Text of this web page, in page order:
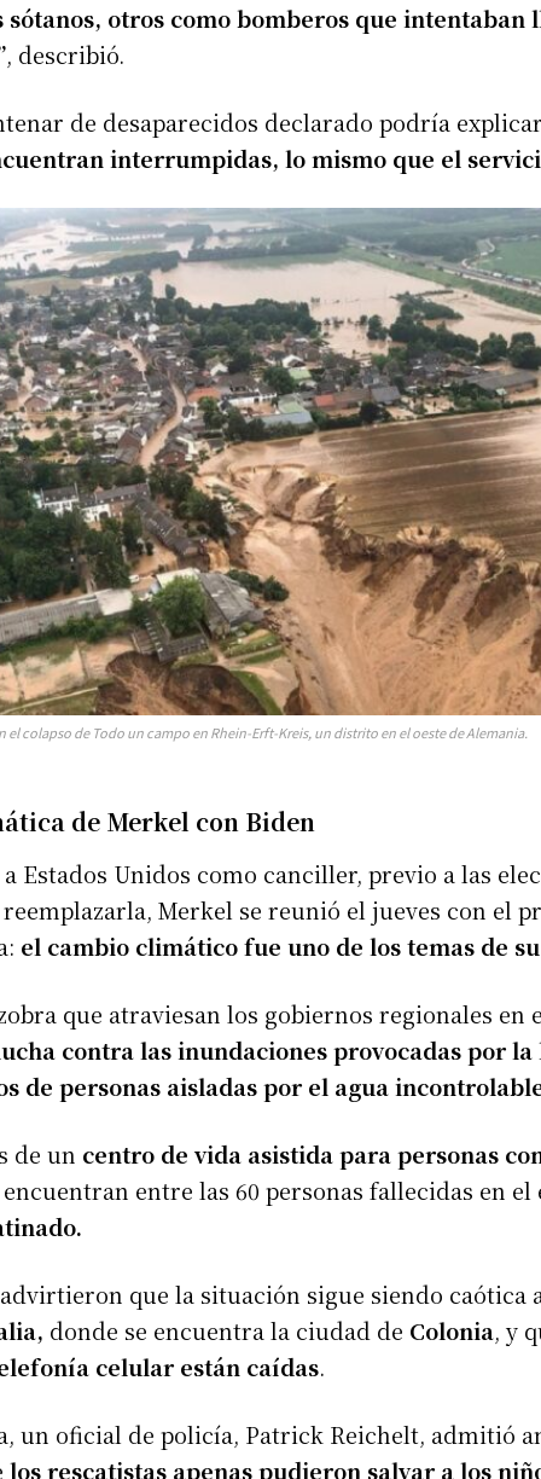
otros como bomberos que intentaban
, describió.
de desaparecidos declarado podría
interrumpidas, lo mismo que el
colapso de Todo un campo en Rhein-Erft-Kreis, un distrito en el oeste de Alemania.
de Merkel con Biden
Estados Unidos como canciller, previo a las
Merkel se reunió el jueves con el
el cambio climático fue uno de los temas de
que atraviesan los gobiernos regionales en
contra las inundaciones provocadas por
de personas aisladas por el agua
de un centro de vida asistida para personas
entre las 60 personas fallecidas en el
que la situación sigue siendo caótica
donde se encuentra la ciudad de Colonia, y
celular están caídas.
un oficial de policía, Patrick Reichelt, admitió
los rescatistas apenas pudieron salvar a los